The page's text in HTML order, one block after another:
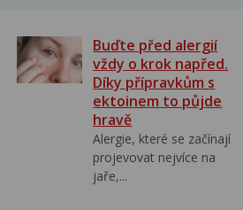
Buďte před alergií
vždy o krok napřed.
Díky přípravkům s
ektoinem to půjde
hravě
Alergie, které se začínají
projevovat nejvíce na
jaře,...